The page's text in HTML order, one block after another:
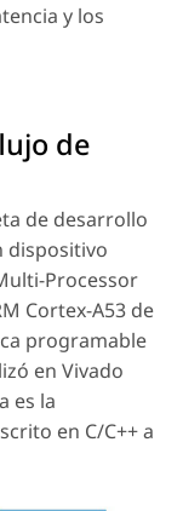
y los
de
de desarrollo
dispositivo
Processor
Cortex-A53 de
programable
en Vivado
es la
en C/C++ a